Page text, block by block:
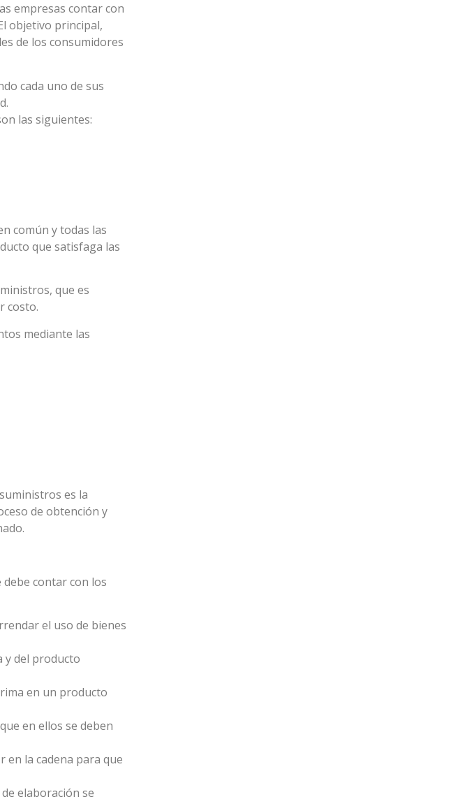
empresas contar con
objetivo principal,
de los consumidores
cada uno de sus
las siguientes:
común y todas las
que satisfaga las
que es
costo.
mediante las
es la
de obtención y
debe contar con los
el uso de bienes
y del producto
en un producto
en ellos se deben
en la cadena para que
elaboración se